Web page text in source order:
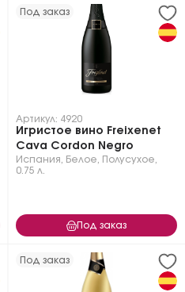
Под заказ
Артикул: 4920
Игристое вино Freixenet
Cava Cordon Negro
Испания Белое Полусухое
0.75 л.
Под заказ
Под заказ